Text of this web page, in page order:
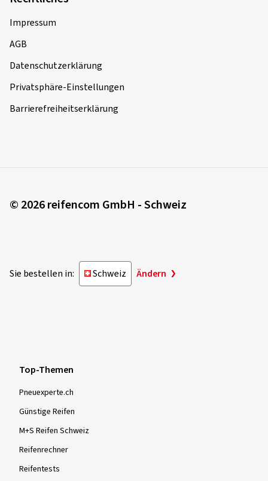
Impressum
AGB
Datenschutzerklärung
Privatsphäre-Einstellungen
Barrierefreiheitserklärung
© 2026 reifencom GmbH - Schweiz
Sie bestellen in: Schweiz Ändern
Top-Themen
Pneuexperte.ch
Günstige Reifen
M+S Reifen Schweiz
Reifenrechner
Reifentests